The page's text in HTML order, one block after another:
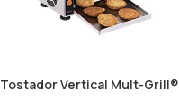
Tostador Vertical Mult-Grill®